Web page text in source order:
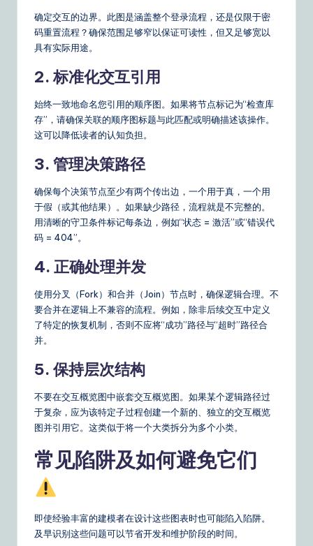
确定交互的边界。此图是涵盖整个登录流程，还是仅限于密
码重置流程？确保范围足够窄以保证可读性，但又足够宽以
具有实际用途。
2. 标准化交互引用
始终一致地命名您引用的顺序图。如果将节点标记为“检查库
存”，请确保关联的顺序图标题与此匹配或明确描述该操作。
这可以降低读者的认知负担。
3. 管理决策路径
确保每个决策节点至少有两个传出边，一个用于真，一个用
于假（或其他结果）。如果缺少路径，流程就是不完整的。
用清晰的守卫条件标记每条边，例如“状态 = 激活”或“错误代
码 = 404”。
4. 正确处理并发
使用分叉（Fork）和合并（Join）节点时，确保逻辑合理。不
要合并在逻辑上不兼容的流程。例如，除非后续交互中定义
了特定的恢复机制，否则不应将“成功”路径与“超时”路径合
并。
5. 保持层次结构
不要在交互概览图中嵌套交互概览图。如果某个逻辑路径过
于复杂，应为该特定子过程创建一个新的、独立的交互概览
图并引用它。这类似于将一个大类拆分为多个小类。
常见陷阱及如何避免它们
即使经验丰富的建模者在设计这些图表时也可能陷入陷阱。
及早识别这些问题可以节省开发和维护阶段的时间。